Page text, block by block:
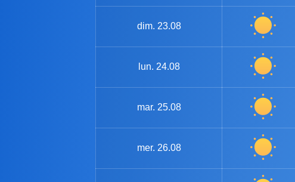
dim. 23.08
lun. 24.08
mar. 25.08
mer. 26.08